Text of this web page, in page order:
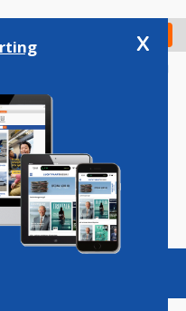
Check in
Vacatures
x